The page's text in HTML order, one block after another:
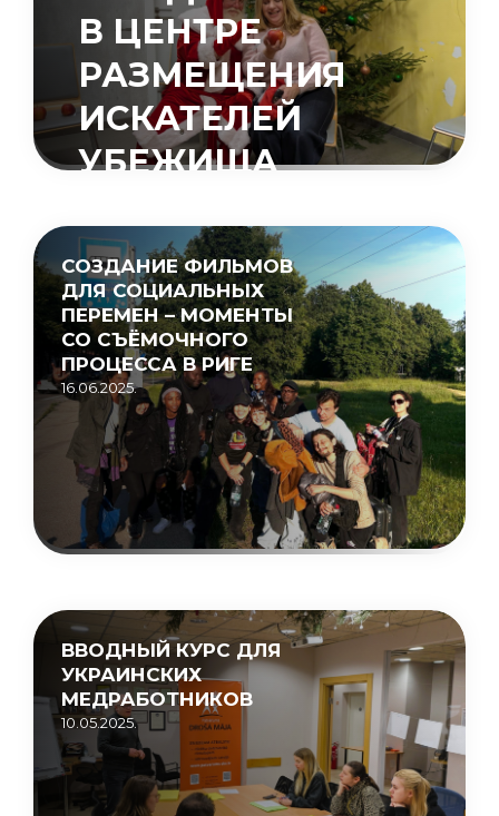
В ЦЕНТРЕ
РАЗМЕЩЕНИЯ
ИСКАТЕЛЕЙ
УБЕЖИЩА
15.05.2026.
СОЗДАНИЕ ФИЛЬМОВ
ДЛЯ СОЦИАЛЬНЫХ
ПЕРЕМЕН – МОМЕНТЫ
СО СЪЁМОЧНОГО
ПРОЦЕССА В РИГЕ
16.06.2025.
ВВОДНЫЙ КУРС ДЛЯ
УКРАИНСКИХ
МЕДРАБОТНИКОВ
10.05.2025.